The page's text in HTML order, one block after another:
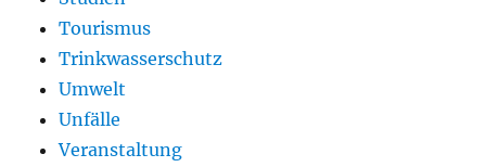
Tourismus
Trinkwasserschutz
Umwelt
Unfälle
Veranstaltung